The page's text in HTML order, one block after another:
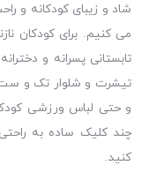
شاد و زیبای کودکانه و
می کنیم. برای کودکان
تابستانی پسرانه و
تیشرت و شلوار تک و
و حتی لباس ورزشی
چند کلیک ساده به
کنید.